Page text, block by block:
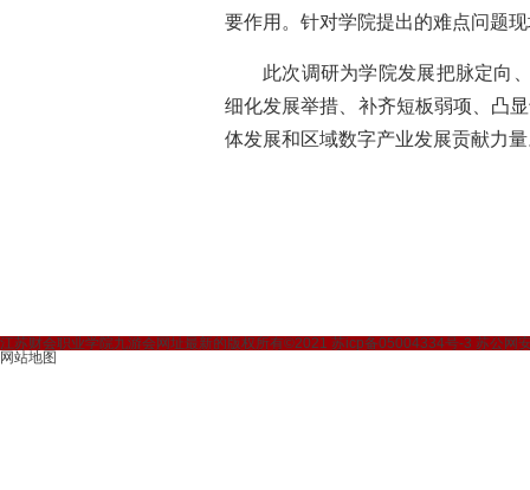
要作用。针对学院提出的难点问题
此次调研为学院发展把脉定向
细化发展举措、补齐短板弱项、凸
体发展和区域数字产业发展贡献力
江苏财会职业学院九游会网址最新的版权所有©2021 苏icp备05004334号-3 苏公网
网站地图